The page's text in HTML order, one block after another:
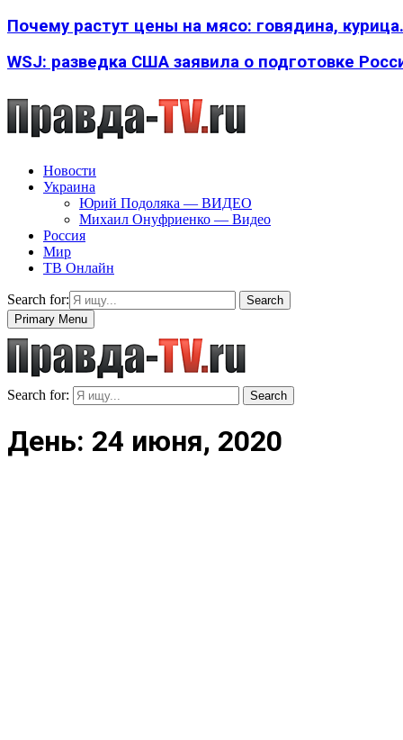
Почему растут цены на мясо: говядина,
WSJ: разведка США заявила о подготовке
Новости
Украина
Юрий Подоляка — ВИДЕО
Михаил Онуфриенко — Видео
Россия
Мир
ТВ Онлайн
Search for:
Search
Primary Menu
Search for: Search
День: 24 июня, 2020